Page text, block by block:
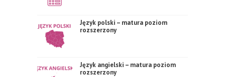
Język polski – matura poziom
rozszerzony
Język angielski – matura poziom
rozszerzony